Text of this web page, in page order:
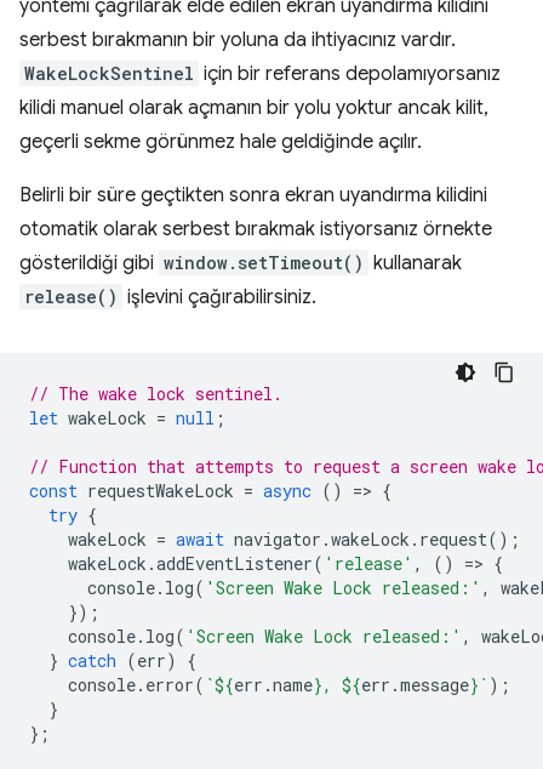
yöntemi çağrılarak elde edilen ekran uyandırma kilidini
serbest bırakmanın bir yoluna da ihtiyacınız vardır.
WakeLockSentinel için bir referans depolamıyorsanız
kilidi manuel olarak açmanın bir yolu yoktur ancak kilit,
geçerli sekme görünmez hale geldiğinde açılır.
Belirli bir süre geçtikten sonra ekran uyandırma kilidini
otomatik olarak serbest bırakmak istiyorsanız örnekte
gösterildiği gibi window.setTimeout() kullanarak
release() işlevini çağırabilirsiniz.
// The wake lock sentinel.
let wakeLock = null ;
// Function that attempts to request a screen wake
const requestWakeLock = async () => {
try {
wakeLock = await navigator .wakeLock . request();
wakeLock .addEventListener( 'release' , () => {
console. log( 'Screen Wake Lock released:' ,
});
console. log( 'Screen Wake Lock released:' ,
} catch (err)
{
console. error( `${err .name}, ${err .message} ` );
}
};